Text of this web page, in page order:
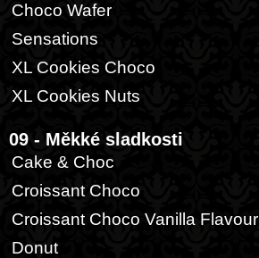
Choco Wafer
Sensations
XL Cookies Choco
XL Cookies Nuts
09 - Měkké sladkosti
Cake & Choc
Croissant Choco
Croissant Choco Vanilla Flavour
Donut